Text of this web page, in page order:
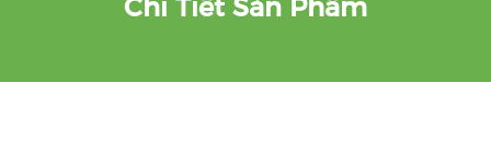
Chi Tiết Sản Phẩm